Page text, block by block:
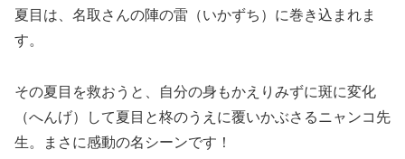
夏目は、名取さんの陣の雷（いかずち）に巻き込まれま
す。
その夏目を救おうと、自分の身もかえりみずに斑に変化
（へんげ）して夏目と柊のうえに覆いかぶさるニャンコ先
生。まさに感動の名シーンです！